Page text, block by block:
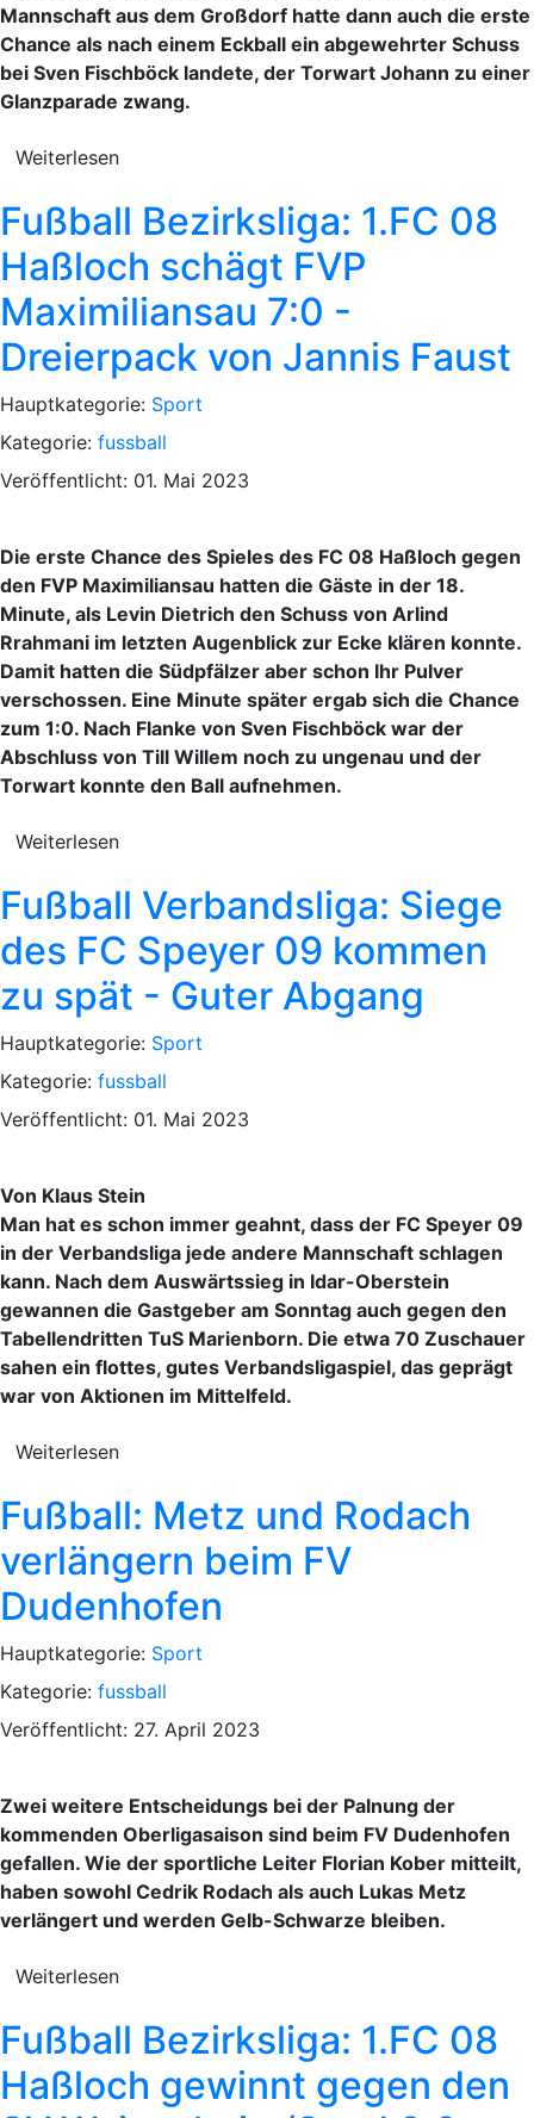
Mannschaft aus dem Großdorf hatte dann auch die erste
Chance als nach einem Eckball ein abgewehrter Schuss
bei Sven Fischböck landete, der Torwart Johann zu einer
Glanzparade zwang.
Weiterlesen
Fußball Bezirksliga: 1.FC 08
Haßloch schägt FVP
Maximiliansau 7:0 -
Dreierpack von Jannis Faust
Hauptkategorie: Sport
Kategorie: fussball
Veröffentlicht: 01. Mai 2023
Die erste Chance des Spieles des FC 08 Haßloch gegen
den FVP Maximiliansau hatten die Gäste in der 18.
Minute, als Levin Dietrich den Schuss von Arlind
Rrahmani im letzten Augenblick zur Ecke klären konnte.
Damit hatten die Südpfälzer aber schon Ihr Pulver
verschossen. Eine Minute später ergab sich die Chance
zum 1:0. Nach Flanke von Sven Fischböck war der
Abschluss von Till Willem noch zu ungenau und der
Torwart konnte den Ball aufnehmen.
Weiterlesen
Fußball Verbandsliga: Siege
des FC Speyer 09 kommen
zu spät - Guter Abgang
Hauptkategorie: Sport
Kategorie: fussball
Veröffentlicht: 01. Mai 2023
Von Klaus Stein
Man hat es schon immer geahnt, dass der FC Speyer 09
in der Verbandsliga jede andere Mannschaft schlagen
kann. Nach dem Auswärtssieg in Idar-Oberstein
gewannen die Gastgeber am Sonntag auch gegen den
Tabellendritten TuS Marienborn. Die etwa 70 Zuschauer
sahen ein flottes, gutes Verbandsligaspiel, das geprägt
war von Aktionen im Mittelfeld.
Weiterlesen
Fußball: Metz und Rodach
verlängern beim FV
Dudenhofen
Hauptkategorie: Sport
Kategorie: fussball
Veröffentlicht: 27. April 2023
Zwei weitere Entscheidungs bei der Palnung der
kommenden Oberligasaison sind beim FV Dudenhofen
gefallen. Wie der sportliche Leiter Florian Kober mitteilt,
haben sowohl Cedrik Rodach als auch Lukas Metz
verlängert und werden Gelb-Schwarze bleiben.
Weiterlesen
Fußball Bezirksliga: 1.FC 08
Haßloch gewinnt gegen den